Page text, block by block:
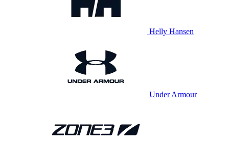
Helly Hansen
Under Armour